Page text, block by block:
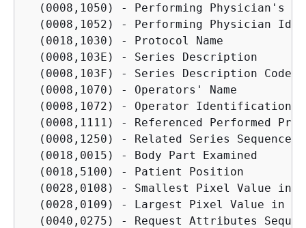
(0008,1050) - Performing Physician's
(0008,1052) - Performing Physician
  (0018,1030) - Protocol Name
  (0008,103E) - Series Description
(0008,103F) - Series Description Code
  (0008,1070) - Operators' Name
(0008,1072) - Operator Identification
(0008,1111) - Referenced Performed
  (0008,1250) - Related Series Sequence
  (0018,0015) - Body Part Examined
  (0018,5100) - Patient Position
(0028,0108) - Smallest Pixel Value in
(0028,0109) - Largest Pixel Value in
(0040,0275) - Request Attributes